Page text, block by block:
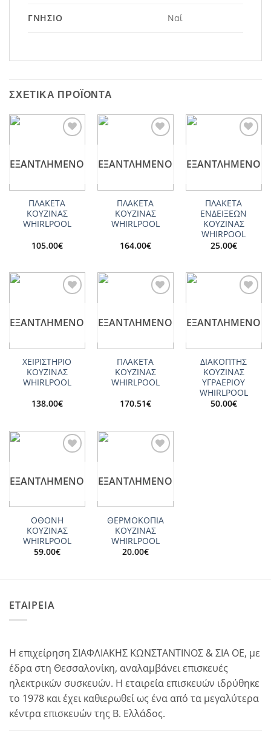
ΓΝΉΣΙΟ Ναί
ΣΧΕΤΙΚΆ ΠΡΟΪΌΝΤΑ
ΕΞΑΝΤΛΗΜΈΝΟ
ΠΛΑΚΕΤΑ
ΚΟΥΖΙΝΑΣ
WHIRLPOOL
105.00€
ΕΞΑΝΤΛΗΜΈΝΟ
ΠΛΑΚΕΤΑ
ΚΟΥΖΙΝΑΣ
WHIRLPOOL
164.00€
ΕΞΑΝΤΛΗΜΈΝΟ
ΠΛΑΚΕΤΑ
ΕΝΔΕΙΞΕΩΝ
ΚΟΥΖΙΝΑΣ
WHIRPOOL
25.00€
ΕΞΑΝΤΛΗΜΈΝΟ
ΧΕΙΡΙΣΤΗΡΙΟ
ΚΟΥΖΙΝΑΣ
WHIRLPOOL
138.00€
ΕΞΑΝΤΛΗΜΈΝΟ
ΠΛΑΚΕΤΑ
ΚΟΥΖΙΝΑΣ
WHIRLPOOL
170.51€
ΕΞΑΝΤΛΗΜΈΝΟ
ΔΙΑΚΟΠΤΗΣ
ΚΟΥΖΙΝΑΣ
ΥΓΡΑΕΡΙΟΥ
WHIRLPOOL
50.00€
ΕΞΑΝΤΛΗΜΈΝΟ
ΟΘΟΝΗ
ΚΟΥΖΙΝΑΣ
WHIRLPOOL
59.00€
ΕΞΑΝΤΛΗΜΈΝΟ
ΘΕΡΜΟΚΟΠΙΑ
ΚΟΥΖΙΝΑΣ
WHIRLPOOL
20.00€
ΕΤΑΙΡΕΙΑ
Η επιχείρηση ΣΙΑΦΛΙΑΚΗΣ ΚΩΝΣΤΑΝΤΙΝΟΣ & ΣΙΑ ΟΕ, με
έδρα στη Θεσσαλονίκη, αναλαμβάνει επισκευές
ηλεκτρικών συσκευών. Η εταιρεία επισκευών ιδρύθηκε
το 1978 και έχει καθιερωθεί ως ένα από τα μεγαλύτερα
κέντρα επισκευών της Β. Ελλάδος.